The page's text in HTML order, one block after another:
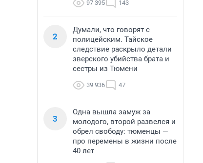
97 395 143
2
Думали, что говорят с
полицейским. Тайское
следствие раскрыло детали
зверского убийства брата и
сестры из Тюмени
39 936 47
3
Одна вышла замуж за
молодого, второй развелся и
обрел свободу: тюменцы —
про перемены в жизни после
40 лет